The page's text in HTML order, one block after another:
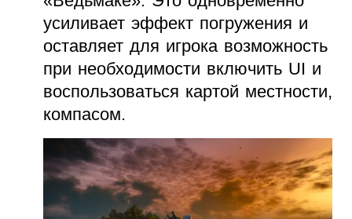
усиливает эффект погружения и
оставляет для игрока возможность
при необходимости включить UI и
воспользоваться картой местности,
компасом.